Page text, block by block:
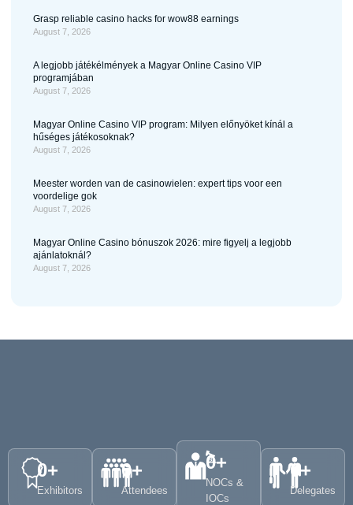
Grasp reliable casino hacks for wow88 earnings
August 7, 2026
A legjobb játékélmények a Magyar Online Casino VIP
programjában
August 7, 2026
Magyar Online Casino VIP program: Milyen előnyöket kínál a
hűséges játékosoknak?
August 7, 2026
Meester worden van de casinowielen: expert tips voor een
voordelige gok
August 7, 2026
Magyar Online Casino bónuszok 2026: mire figyelj a legjobb
ajánlatoknál?
August 7, 2026
Exhibitors
0+
Attendees
0+
NOCs &
IOCs
0+
Delegates
0+